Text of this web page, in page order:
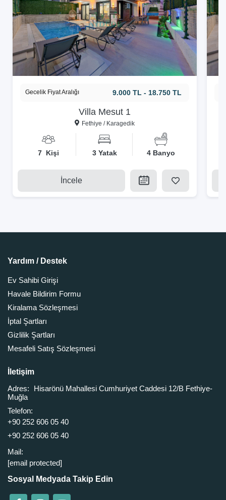
Villa Mesut 1
Fethiye / Karagedik
Gecelik Fiyat Aralığı 9.000 TL - 18.750 TL
7 Kişi 3 Yatak 4 Banyo
İncele
Yardım / Destek
Ev Sahibi Girişi
Havale Bildirim Formu
Kiralama Sözleşmesi
İptal Şartları
Gizlilik Şartları
Mesafeli Satış Sözleşmesi
İletişim
Adres:
Hisarönü Mahallesi Cumhuriyet Caddesi 12/B Fethiye-
Muğla
Telefon:
+90 252 606 05 40
+90 252 606 05 40
Mail:
[email protected]
Sosyal Medyada Takip Edin